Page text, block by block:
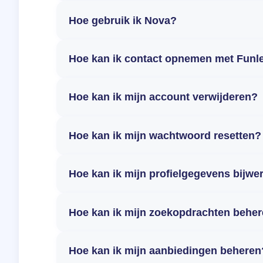
Hoe gebruik ik Nova?
Hoe kan ik contact opnemen met
Hoe kan ik mijn account verwijderen?
Hoe kan ik mijn wachtwoord resetten?
Hoe kan ik mijn profielgegevens
Hoe kan ik mijn zoekopdrachten
Hoe kan ik mijn aanbiedingen